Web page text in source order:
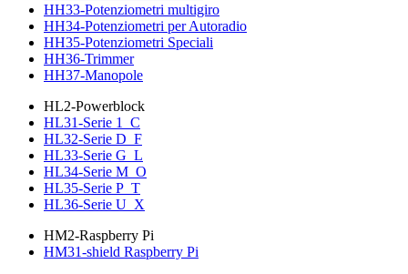
HH33-Potenziometri multigiro
HH34-Potenziometri per Autoradio
HH35-Potenziometri Speciali
HH36-Trimmer
HH37-Manopole
HL2-Powerblock
HL31-Serie 1_C
HL32-Serie D_F
HL33-Serie G_L
HL34-Serie M_O
HL35-Serie P_T
HL36-Serie U_X
HM2-Raspberry Pi
HM31-shield Raspberry Pi